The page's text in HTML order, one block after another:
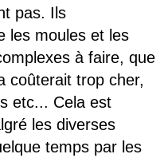
pas. Ils
les moules et les
à faire, que
coûterait trop cher,
etc... Cela est
les diverses
temps par les